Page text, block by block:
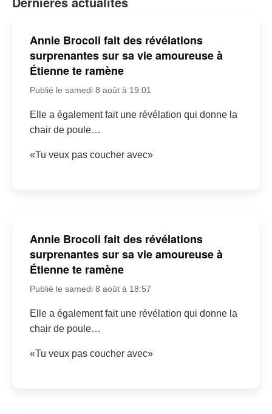
Annie Brocoli fait des révélations
surprenantes sur sa vie amoureuse à
Étienne te ramène
Publié le samedi 8 août à 19:01
Elle a également fait une révélation qui donne la
chair de poule…
«Tu veux pas coucher avec»
Annie Brocoli fait des révélations
surprenantes sur sa vie amoureuse à
Étienne te ramène
Publié le samedi 8 août à 18:57
Elle a également fait une révélation qui donne la
chair de poule…
«Tu veux pas coucher avec»